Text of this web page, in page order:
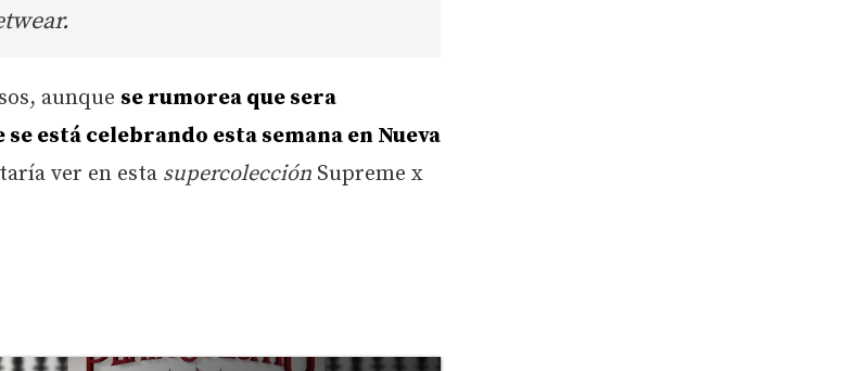
aunque se rumorea que sera
está celebrando esta semana en Nueva
ver en esta supercolección Supreme x